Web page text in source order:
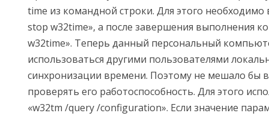
time из командной строки. Для этого необходимо
stop w32time», а после завершения выполнения
w32time». Теперь данный персональный
использоваться другими пользователями
синхронизации времени. Поэтому не мешало бы
проверять его работоспособность. Для этого
«w32tm /query /configuration». Если значение